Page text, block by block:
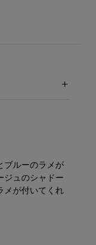
ブルーのラメが
ジュのシャドー
メが付いてくれ